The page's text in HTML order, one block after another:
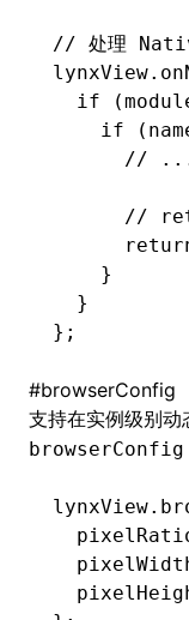
// 处理
lynxView.
  if
    if
//
//
    }
  }
};
#browserConfig
支持在实例级别动
browserConfig
lynxView